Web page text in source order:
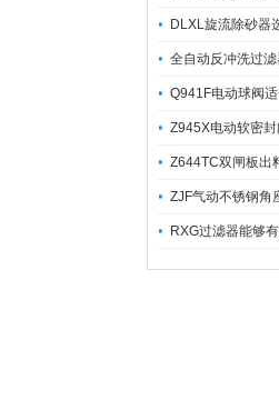
Z945X电动软密